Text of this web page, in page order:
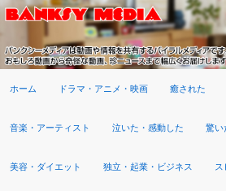
ホーム ドラマ・アニメ・映画 癒された
音楽・アーティスト 泣いた・感動した 驚い
美容・ダイエット 独立・起業・ビジネス ス